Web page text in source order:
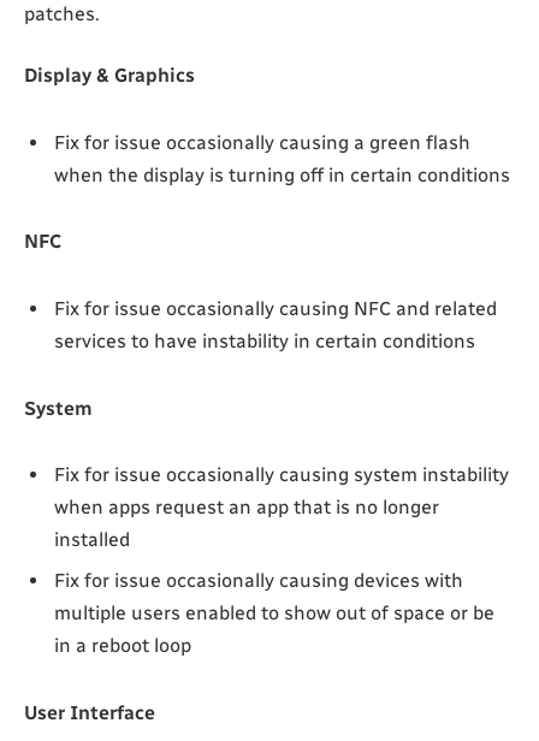
patches.
Display & Graphics
Fix for issue occasionally causing a green flash
when the display is turning off in certain conditions
NFC
Fix for issue occasionally causing NFC and related
services to have instability in certain conditions
System
Fix for issue occasionally causing system instability
when apps request an app that is no longer
installed
Fix for issue occasionally causing devices with
multiple users enabled to show out of space or be
in a reboot loop
User Interface